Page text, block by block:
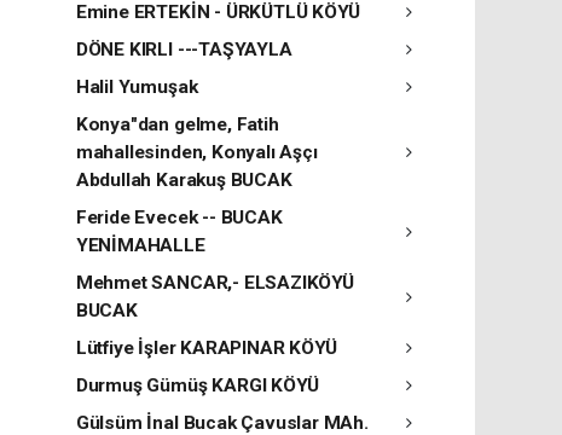
Emine ERTEKİN - ÜRKÜTLÜ KÖYÜ
DÖNE KIRLI ---TAŞYAYLA
Halil Yumuşak
Konya"dan gelme, Fatih
mahallesinden, Konyalı Aşçı
Abdullah Karakuş BUCAK
Feride Evecek -- BUCAK
YENİMAHALLE
Mehmet SANCAR,- ELSAZIKÖYÜ
BUCAK
Lütfiye İşler KARAPINAR KÖYÜ
Durmuş Gümüş KARGI KÖYÜ
Gülsüm İnal Bucak Çavuslar MAh.